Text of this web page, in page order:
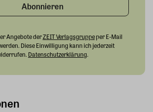
Abonnieren
Angebote derZEIT Verlagsgruppeper E-Mail
Diese Einwilligung kann ich jederzeit
Datenschutzerklärung.